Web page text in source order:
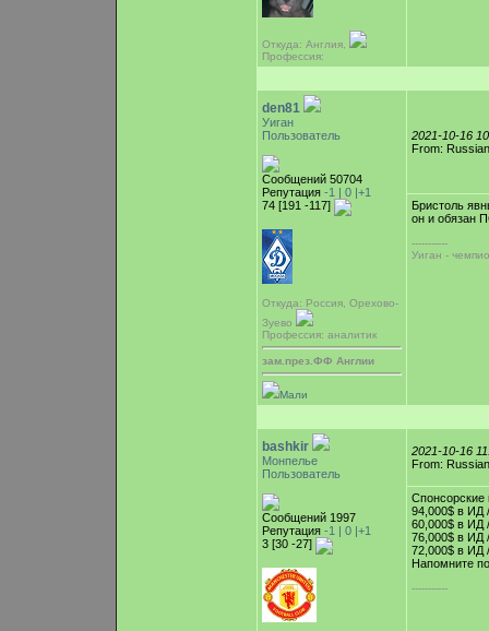
Откуда: Англия,
Профессия:
den81
Уиган
Пользователь
Сообщений 50704
Репутация -1 | 0 |+1
74 [191 -117]
Откуда: Россия, Орехово-
Зуево
Профессия: аналитик
зам.през.ФФ Англии
Мали
2021-10-16
From:
Бристоль
он и обязан
-----------
Уиган -
bashkir
Монпелье
Пользователь
Сообщений 1997
Репутация -1 | 0 |+1
3 [30 -27]
2021-10-16
From:
Спонсорские
94,000$ в ИД /
60,000$ в ИД /
76,000$ в ИД /
72,000$ в ИД /
Напомните
-----------